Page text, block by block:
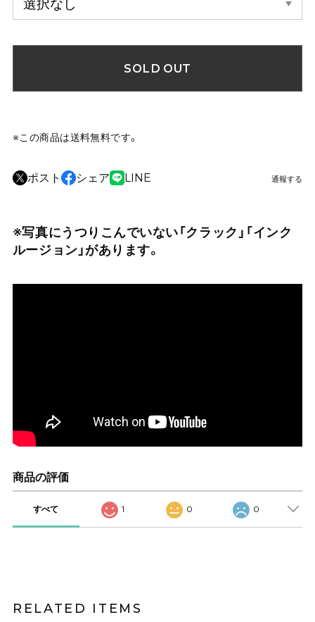
SOLD OUT
※この商品は送料無料です。
ポスト シェア LINE 通報する
※写真にうつりこんでいない「クラック」「インク
ルージョン」があります。
商品の評価
すべて 1 0 0
RELATED ITEMS